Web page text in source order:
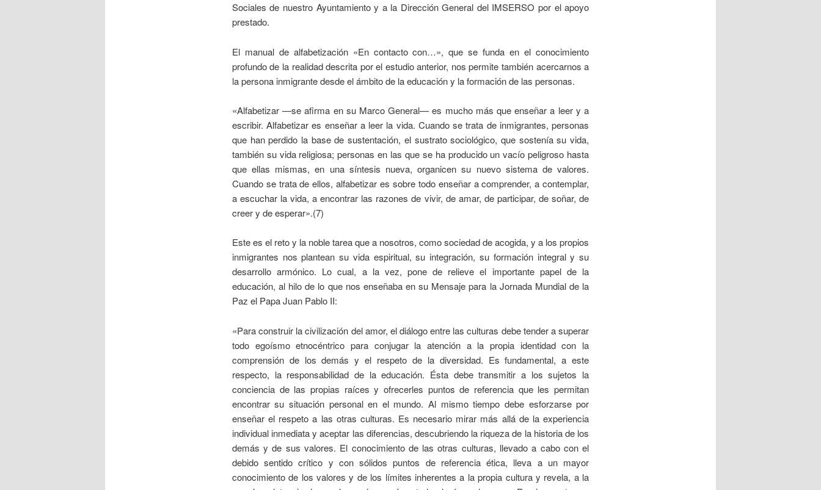
Sociales de nuestro Ayuntamiento y a la Dirección General del IMSERSO por el apoyo
prestado.
El manual de alfabetización «En contacto con…», que se funda en el conocimiento
profundo de la realidad descrita por el estudio anterior, nos permite también acercarnos a
la persona inmigrante desde el ámbito de la educación y la formación de las personas.
«Alfabetizar —se afirma en su Marco General— es mucho más que enseñar a leer y a
escribir. Alfabetizar es enseñar a leer la vida. Cuando se trata de inmigrantes, personas
que han perdido la base de sustentación, el sustrato sociológico, que sostenía su vida,
también su vida religiosa; personas en las que se ha producido un vacío peligroso hasta
que ellas mismas, en una síntesis nueva, organicen su nuevo sistema de valores.
Cuando se trata de ellos, alfabetizar es sobre todo enseñar a comprender, a contemplar,
a escuchar la vida, a encontrar las razones de vivir, de amar, de participar, de soñar, de
creer y de esperar».(7)
Este es el reto y la noble tarea que a nosotros, como sociedad de acogida, y a los propios
inmigrantes nos plantean su vida espiritual, su integración, su formación integral y su
desarrollo armónico. Lo cual, a la vez, pone de relieve el importante papel de la
educación, al hilo de lo que nos enseñaba en su Mensaje para la Jornada Mundial de la
Paz el Papa Juan Pablo II:
«Para construir la civilización del amor, el diálogo entre las culturas debe tender a superar
todo egoísmo etnocéntrico para conjugar la atención a la propia identidad con la
comprensión de los demás y el respeto de la diversidad. Es fundamental, a este
respecto, la responsabilidad de la educación. Ésta debe transmitir a los sujetos la
conciencia de las propias raíces y ofrecerles puntos de referencia que les permitan
encontrar su situación personal en el mundo. Al mismo tiempo debe esforzarse por
enseñar el respeto a las otras culturas. Es necesario mirar más allá de la experiencia
individual inmediata y aceptar las diferencias, descubriendo la riqueza de la historia de los
demás y de sus valores. El conocimiento de las otras culturas, llevado a cabo con el
debido sentido crítico y con sólidos puntos de referencia ética, lleva a un mayor
conocimiento de los valores y de los límites inherentes a la propia cultura y revela, a la